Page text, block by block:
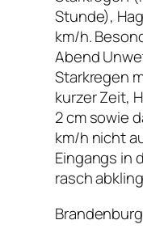
Stunde),
km/h.
Abend
Starkregen
kurzer Zeit,
2 cm sowie
km/h nicht
Eingangs in
rasch